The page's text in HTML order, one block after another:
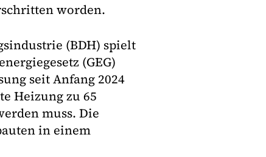
worden.
(BDH) spielt
(GEG)
seit Anfang 2024
Heizung zu 65
muss. Die
in einem